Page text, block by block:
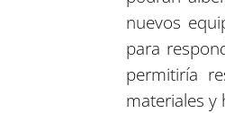
nuevos
para
permitiría
materiales y